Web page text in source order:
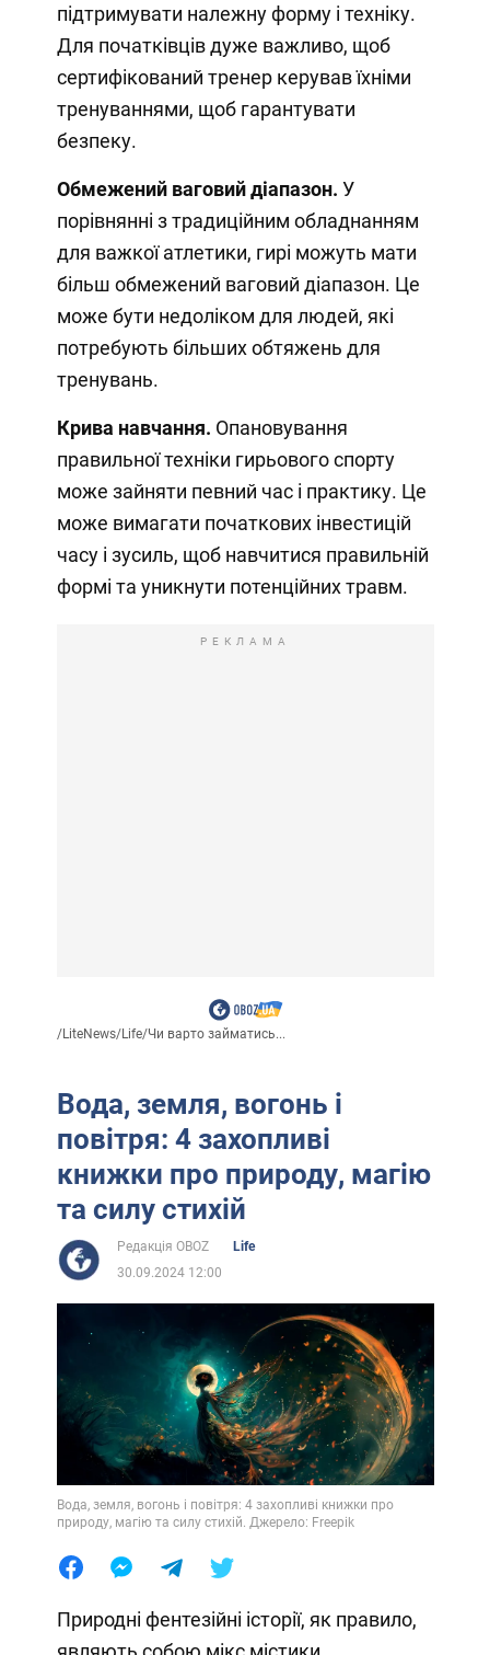
підтримувати належну форму і техніку.
Для початківців дуже важливо, щоб
сертифікований тренер керував їхніми
тренуваннями, щоб гарантувати
безпеку.
Обмежений ваговий діапазон. У
порівнянні з традиційним обладнанням
для важкої атлетики, гирі можуть мати
більш обмежений ваговий діапазон. Це
може бути недоліком для людей, які
потребують більших обтяжень для
тренувань.
Крива навчання. Опановування
правильної техніки гирьового спорту
може зайняти певний час і практику. Це
може вимагати початкових інвестицій
часу і зусиль, щоб навчитися правильній
формі та уникнути потенційних травм.
РЕКЛАМА
/LiteNews/Life/Чи варто займатись...
Вода, земля, вогонь і
повітря: 4 захопливі
книжки про природу, магію
та силу стихій
Редакція OBOZ
Life
30.09.2024 12:00
Вода, земля, вогонь і повітря: 4 захопливі книжки про
природу, магію та силу стихій. Джерело: Freepik
Природні фентезійні історії, як правило,